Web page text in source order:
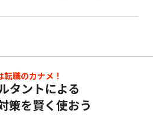
転職のカナメ！
タントによる
策を賢く使おう